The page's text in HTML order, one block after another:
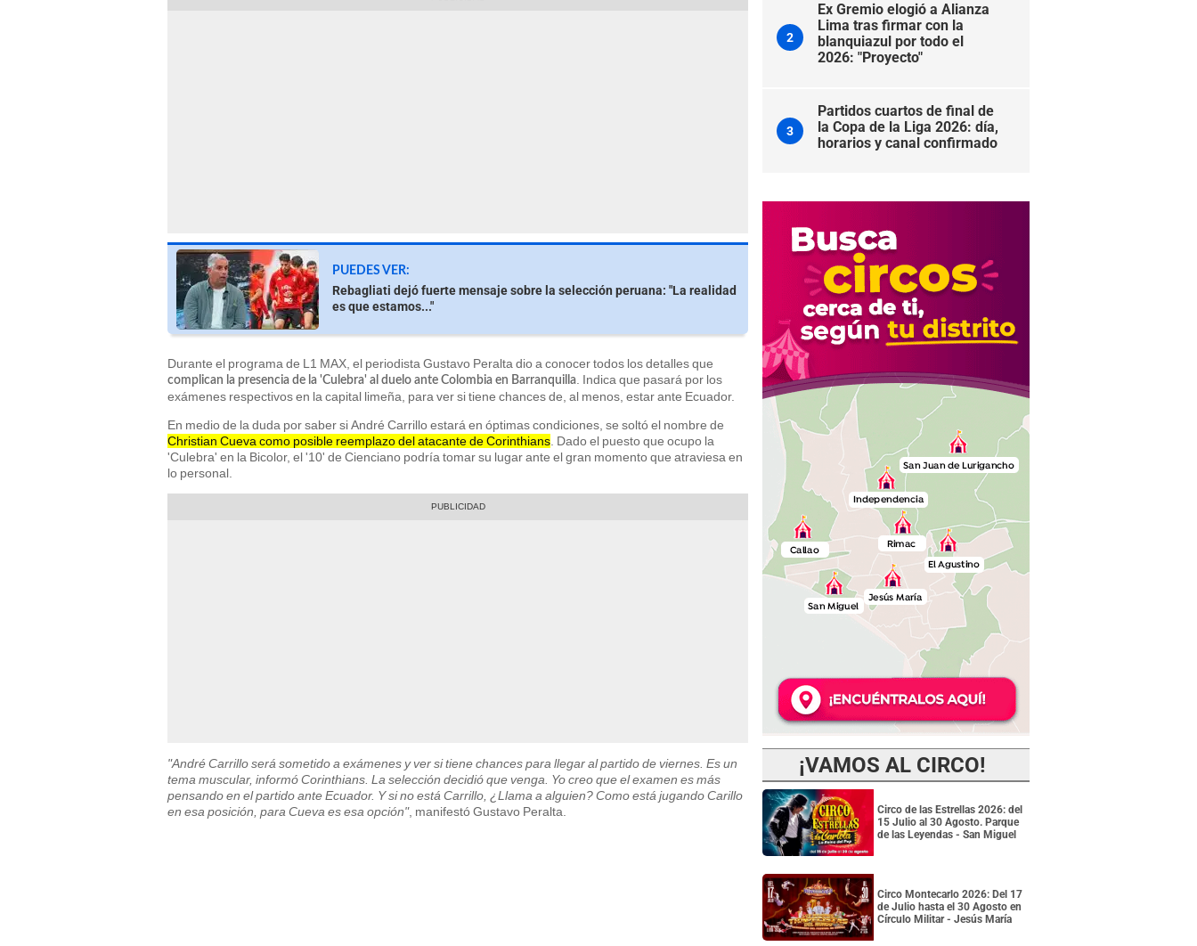
PUEDES VER:
Rebagliati dejó fuerte mensaje sobre la selección peruana: "La realidad
es que estamos..."
Durante el programa de L1 MAX, el periodista Gustavo Peralta dio a conocer todos los detalles que
complican la presencia de la 'Culebra' al duelo ante Colombia en Barranquilla . Indica que pasará por los
exámenes respectivos en la capital limeña, para ver si tiene chances de, al menos, estar ante Ecuador.
En medio de la duda por saber si André Carrillo estará en óptimas condiciones, se soltó el nombre de
Christian Cueva como posible reemplazo del atacante de Corinthians . Dado el puesto que ocupo la
'Culebra' en la Bicolor, el '10' de Cienciano podría tomar su lugar ante el gran momento que atraviesa en
lo personal.
"André Carrillo será sometido a exámenes y ver si tiene chances para llegar al partido de viernes. Es un
tema muscular, informó Corinthians. La selección decidió que venga. Yo creo que el examen es más
pensando en el partido ante Ecuador. Y si no está Carrillo, ¿Llama a alguien? Como está jugando Carillo
en esa posición, para Cueva es esa opción", manifestó Gustavo Peralta.
2
Ex Gremio elogió a Alianza
Lima tras firmar con la
blanquiazul por todo el
2026: "Proyecto"
3
Partidos cuartos de final de
la Copa de la Liga 2026: día,
horarios y canal confirmado
¡VAMOS AL CIRCO!
Circo de las Estrellas 2026: del
15 Julio al 30 Agosto. Parque
de las Leyendas - San Miguel
Circo Montecarlo 2026: Del 17
de Julio hasta el 30 Agosto en
Círculo Militar - Jesús María